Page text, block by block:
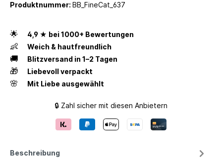
Produktnummer: BB_FineCat_637
🌟 4,9 ★ bei 1000+ Bewertungen
👶 Weich & hautfreundlich
🚚 Blitzversand in 1–2 Tagen
🎁 Liebevoll verpackt
🌸 Mit Liebe ausgewählt
🔒 Zahl sicher mit diesen Anbietern
Beschreibung